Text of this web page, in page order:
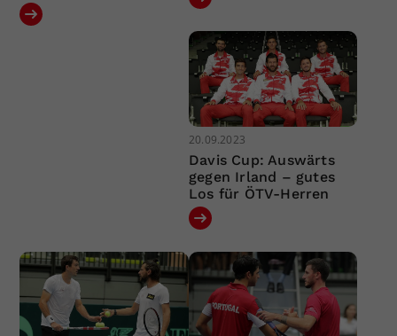
20.09.2023
Davis Cup: Auswärts
gegen Irland – gutes
Los für ÖTV-Herren